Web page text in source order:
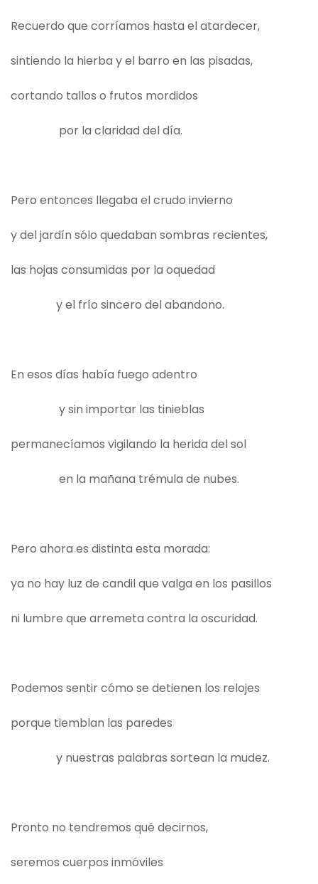
Recuerdo que corríamos hasta el atardecer,
sintiendo la hierba y el barro en las pisadas,
cortando tallos o frutos mordidos
por la claridad del día.
Pero entonces llegaba el crudo invierno
y del jardín sólo quedaban sombras recientes,
las hojas consumidas por la oquedad
y el frío sincero del abandono.
En esos días había fuego adentro
y sin importar las tinieblas
permanecíamos vigilando la herida del sol
en la mañana trémula de nubes.
Pero ahora es distinta esta morada:
ya no hay luz de candil que valga en los pasillos
ni lumbre que arremeta contra la oscuridad.
Podemos sentir cómo se detienen los relojes
porque tiemblan las paredes
y nuestras palabras sortean la mudez.
Pronto no tendremos qué decirnos,
seremos cuerpos inmóviles